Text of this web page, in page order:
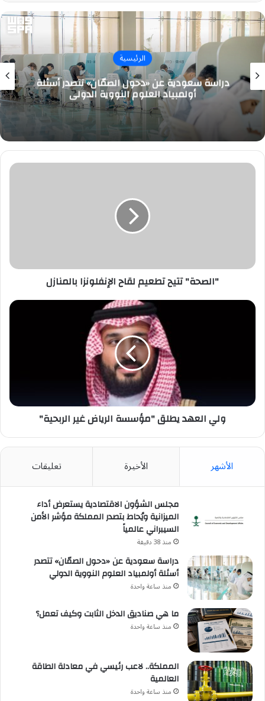
الرئيسية
دراسة سعودية عن «دحول الصمّان» تتصدر أسئلة
أولمبياد العلوم النووية الدولي
"الصحة"
"الصحة" تتيح تطعيم لقاح الإنفلونزا بالمنازل
ولي
ولي العهد يطلق "مؤسسة الرياض غير الربحية"
الأشهر الأخيرة تعليقات
مجلس الشؤون الاقتصادية يستعرض أداء
الميزانية ويُحاط بتصدر المملكة مؤشر الأمن
السيبراني عالمياً
منذ 38 دقيقة
دراسة سعودية عن «دحول الصمّان» تتصدر
أسئلة أولمبياد العلوم النووية الدولي
منذ ساعة واحدة
ما هي صناديق الدخل الثابت وكيف تعمل؟
منذ ساعة واحدة
المملكة.. لاعب رئيسي في معادلة الطاقة
العالمية
منذ ساعة واحدة